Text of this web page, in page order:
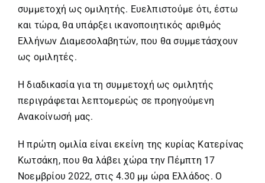
συμμετοχή ως ομιλητής. Ευελπιστούμε ότι, έστω
και τώρα, θα υπάρξει ικανοποιητικός αριθμός
Ελλήνων Διαμεσολαβητών, που θα συμμετάσχουν
ως ομιλητές.
Η διαδικασία για τη συμμετοχή ως ομιλητής
περιγράφεται λεπτομερώς σε προηγούμενη
Ανακοίνωσή μας.
Η πρώτη ομιλία είναι εκείνη της κυρίας Κατερίνας
Κωτσάκη, που θα λάβει χώρα την Πέμπτη 17
Νοεμβρίου 2022, στις 4.30 μμ ώρα Ελλάδος. Ο